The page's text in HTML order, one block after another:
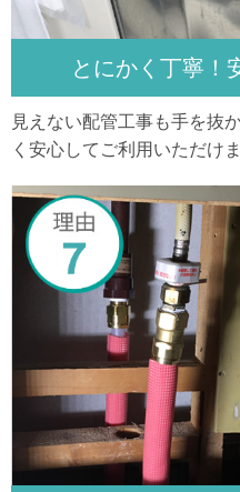
とにかく丁寧！
見えない配管工事も手を抜
く安心してご利用いただけま